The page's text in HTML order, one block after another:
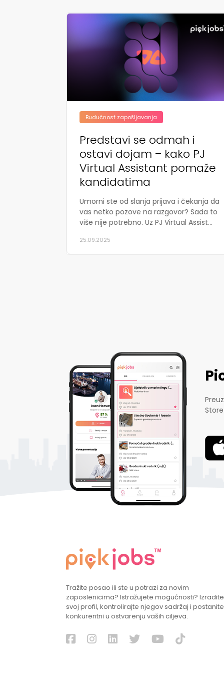
Budućnost zapošljavanja
Predstavi se odmah i
ostavi dojam – kako PJ
Virtual Assistant pomaže
kandidatima
Umorni ste od slanja prijava i čekanja da
vas netko pozove na razgovor? Sada to
više nije potrebno. Uz PJ Virtual Assist...
25.09.2025
Tražite posao ili ste u potrazi za novim
zaposlenicima? Istražujete mogućnosti? Izradite
svoj profil, kontrolirajte njegov sadržaj i postanite
konkurentni u ostvarenju vaših ciljeva.